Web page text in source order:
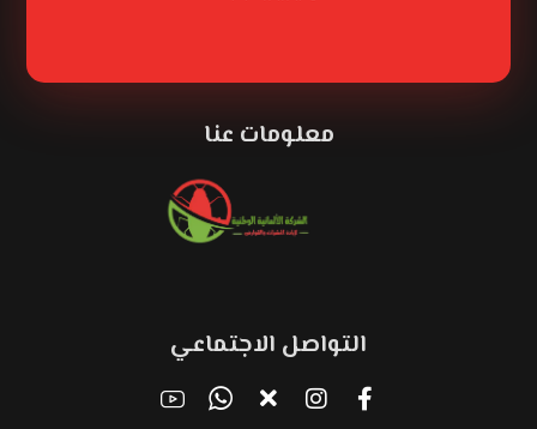
معلومات عنا
التواصل الاجتماعي